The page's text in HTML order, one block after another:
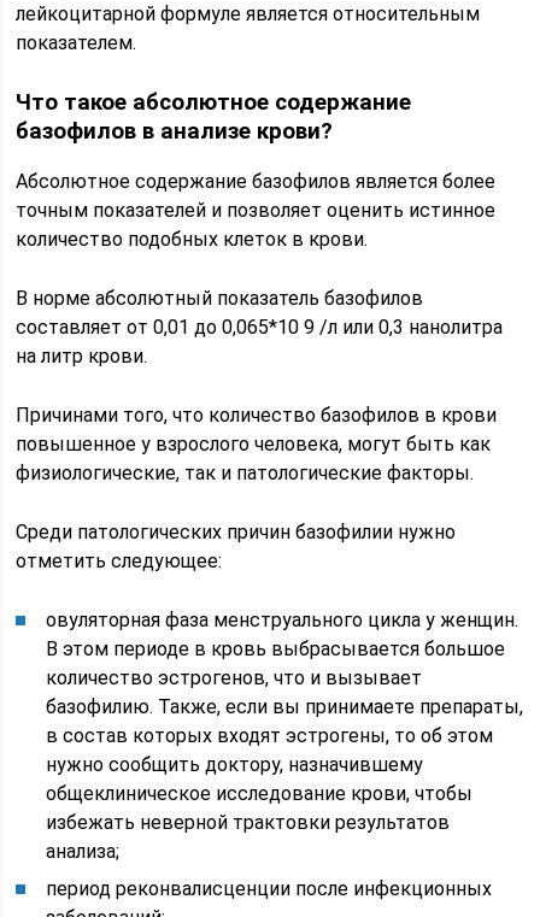
лейкоцитарной формуле является относительным
показателем.
Что такое абсолютное содержание
базофилов в анализе крови?
Абсолютное содержание базофилов является более
точным показателей и позволяет оценить истинное
количество подобных клеток в крови.
В норме абсолютный показатель базофилов
составляет от 0,01 до 0,065*10 9 /л или 0,3 нанолитра
на литр крови.
Причинами того, что количество базофилов в крови
повышенное у взрослого человека, могут быть как
физиологические, так и патологические факторы.
Среди патологических причин базофилии нужно
отметить следующее:
овуляторная фаза менструального цикла у женщин.
В этом периоде в кровь выбрасывается большое
количество эстрогенов, что и вызывает
базофилию. Также, если вы принимаете препараты,
в состав которых входят эстрогены, то об этом
нужно сообщить доктору, назначившему
общеклиническое исследование крови, чтобы
избежать неверной трактовки результатов
анализа;
период реконвалисценции после инфекционных